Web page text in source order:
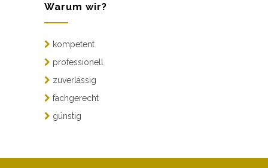
Warum wir?
kompetent
professionell
zuverlässig
fachgerecht
günstig